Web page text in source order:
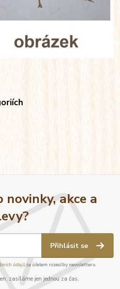
novinky, akce a
Přihlásit se
údajůza účelem rozesílky newsletteru.
zasíláme jen jednou za čas.